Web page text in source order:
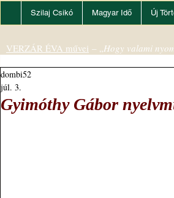
Szilaj Csikó Magyar Idő Új
Gyimóthy Gábor
dombi52
júl. 3.
VERZÁR ÉVA művei – „Hogy valami